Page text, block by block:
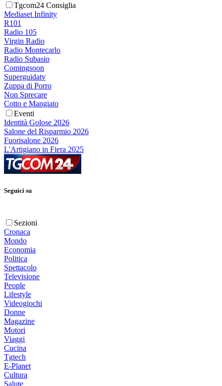
Tgcom24 Consiglia
Mediaset Infinity
R101
Radio 105
Virgin Radio
Radio Montecarlo
Radio Subasio
Comingsoon
Superguidatv
Zuppa di Porro
Non Sprecare
Cotto e Mangiato
Eventi
Identità Golose 2026
Salone del Risparmio 2026
Fuorisalone 2026
L'Artigiano in Fiera 2025
Seguici su
Sezioni
Cronaca
Mondo
Economia
Politica
Spettacolo
Televisione
People
Lifestyle
Videogiochi
Donne
Magazine
Motori
Viaggi
Cucina
Tgtech
E-Planet
Cultura
Salute